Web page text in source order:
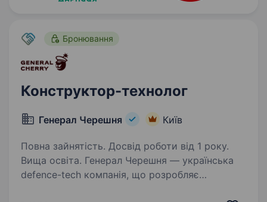
Бронювання
Конструктор-технолог
Генерал Черешня Київ
Повна зайнятість. Досвід роботи від 1 року.
Вища освіта. Генерал Черешня — українська
defence-tech компанія, що розробляє